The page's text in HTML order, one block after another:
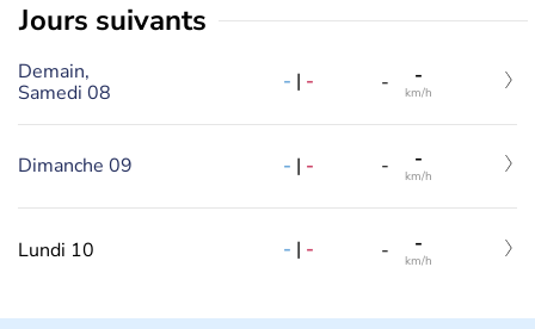
jours suivants
Demain,
Samedi 08
- | - - -
km/h
Dimanche 09 - | - - -
km/h
Lundi 10 - | - - -
km/h